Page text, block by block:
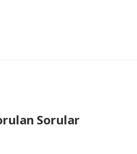
Sorular